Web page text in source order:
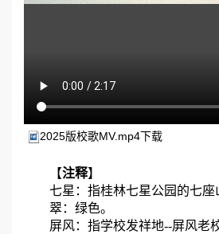
2025版校歌MV.mp4下载
【注释】
七星：指桂林七星公园的七座
翠：绿色。
屏风：指学校发祥地--屏风老校